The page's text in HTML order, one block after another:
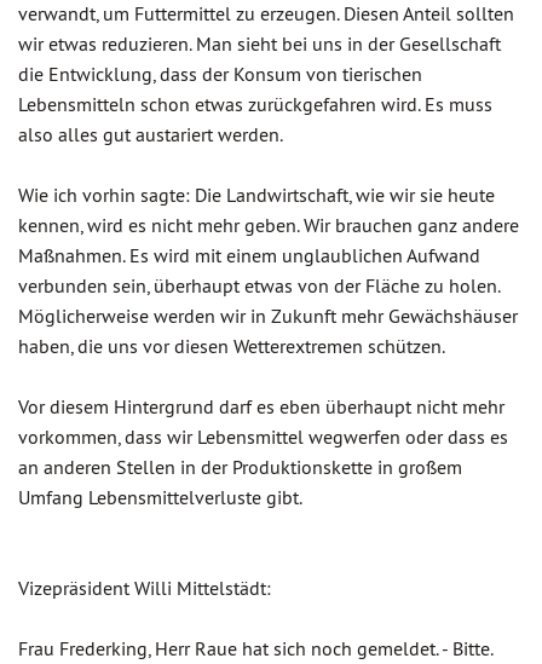
verwandt, um Futtermittel zu erzeugen. Diesen Anteil sollten
wir etwas reduzieren. Man sieht bei uns in der Gesellschaft
die Entwicklung, dass der Konsum von tierischen
Lebensmitteln schon etwas zurückgefahren wird. Es muss
also alles gut austariert werden.
Wie ich vorhin sagte: Die Landwirtschaft, wie wir sie heute
kennen, wird es nicht mehr geben. Wir brauchen ganz andere
Maßnahmen. Es wird mit einem unglaublichen Aufwand
verbunden sein, überhaupt etwas von der Fläche zu holen.
Möglicherweise werden wir in Zukunft mehr Gewächshäuser
haben, die uns vor diesen Wetterextremen schützen.
Vor diesem Hintergrund darf es eben überhaupt nicht mehr
vorkommen, dass wir Lebensmittel wegwerfen oder dass es
an anderen Stellen in der Produktionskette in großem
Umfang Lebensmittelverluste gibt.
Vizepräsident Willi Mittelstädt:
Frau Frederking, Herr Raue hat sich noch gemeldet. - Bitte.